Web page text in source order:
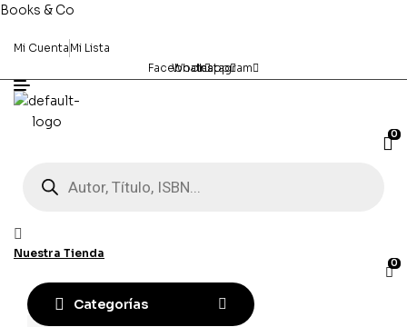
Books & Co
Mi Cuenta Mi Lista
Facebook
Whatsapp
Instagram
0
productos
Nuestra Tienda
0
Categorías